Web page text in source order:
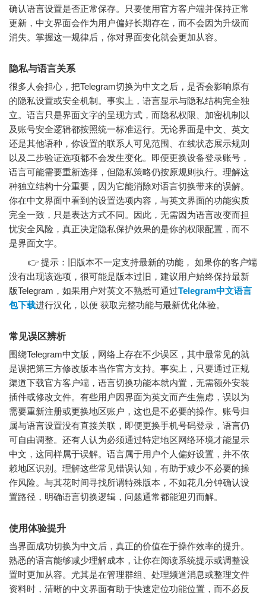
确认语言设置是否正常保存。只要使用官方客户端并保持正常
更新，中文界面会作为用户偏好长期存在，而不会因为升级而
消失。掌握这一规律后，你对界面变化就会更加从容。
隐私与语言关系
很多人会担心，把Telegram切换为中文之后，是否会影响原有
的隐私设置或安全机制。事实上，语言显示与隐私结构完全独
立。语言只是界面文字的呈现方式，而隐私权限、加密机制以
及账号安全逻辑都按照统一标准运行。无论界面是中文、英文
还是其他语种，你设置的联系人可见范围、在线状态展示规则
以及二步验证选项都不会发生变化。即便更换设备登录账号，
语言可能需要重新选择，但隐私策略仍按原规则执行。理解这
种独立结构十分重要，因为它能消除对语言切换带来的误解。
你在中文界面中看到的设置选项内容，与英文界面的功能实质
完全一致，只是表达方式不同。因此，无需因为语言改变而担
忧安全风险，真正决定隐私保护效果的是你的权限配置，而不
是界面文字。
👉 提示：旧版本不一定支持最新的功能， 如果你的客户端
没有出现该选项，很可能是版本过旧，建议用户始终保持最新
版Telegram，如果用户对英文不熟悉可通过Telegram中文语言
包下载进行汉化，以便 获取完整功能与最新优化体验。
常见误区辨析
围绕Telegram中文版，网络上存在不少误区，其中最常见的就
是误把第三方修改版本当作官方支持。事实上，只要通过正规
渠道下载官方客户端，语言切换功能本就内置，无需额外安装
插件或修改文件。有些用户因界面为英文而产生焦虑，误以为
需要重新注册或更换地区账户，这也是不必要的操作。账号归
属与语言设置没有直接关联，即便更换手机号码登录，语言仍
可自由调整。还有人认为必须通过特定地区网络环境才能显示
中文，这同样属于误解。语言属于用户个人偏好设置，并不依
赖地区识别。理解这些常见错误认知，有助于减少不必要的操
作风险。与其花时间寻找所谓特殊版本，不如花几分钟确认设
置路径，明确语言切换逻辑，问题通常都能迎刃而解。
使用体验提升
当界面成功切换为中文后，真正的价值在于操作效率的提升。
熟悉的语言能够减少理解成本，让你在阅读系统提示或调整设
置时更加从容。尤其是在管理群组、处理频道消息或整理文件
资料时，清晰的中文界面有助于快速定位功能位置，而不必反